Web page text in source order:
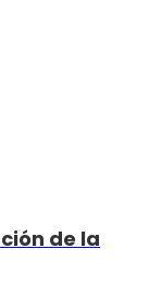
de la